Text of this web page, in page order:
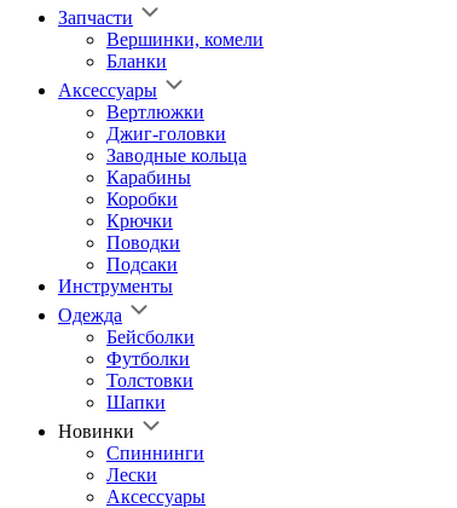
Запчасти
Вершинки, комели
Бланки
Аксессуары
Вертлюжки
Джиг-головки
Заводные кольца
Карабины
Коробки
Крючки
Поводки
Подсаки
Инструменты
Одежда
Бейсболки
Футболки
Толстовки
Шапки
Новинки
Спиннинги
Лески
Аксессуары